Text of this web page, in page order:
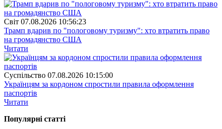
Свiт 07.08.2026 10:56:23
Трамп вдарив по "пологовому туризму": хто втратить право
на громадянство США
Читати
Суспiльство 07.08.2026 10:15:00
Українцям за кордоном спростили правила оформлення
паспортів
Читати
Популярнi статтi